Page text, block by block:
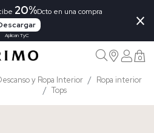
20%Dcto en una compra
Aplican TyC
×
0
y Ropa Interior
Ropa interior
Tops